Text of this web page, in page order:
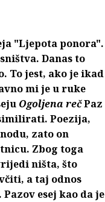
"Ljepota ponora".
Danas to
To jest, ako je ikad
mi je u ruke
Ogoljena rečPaz
Poezija,
zato on
Zbog toga
ništa, što
a taj odnos
esej kao da je